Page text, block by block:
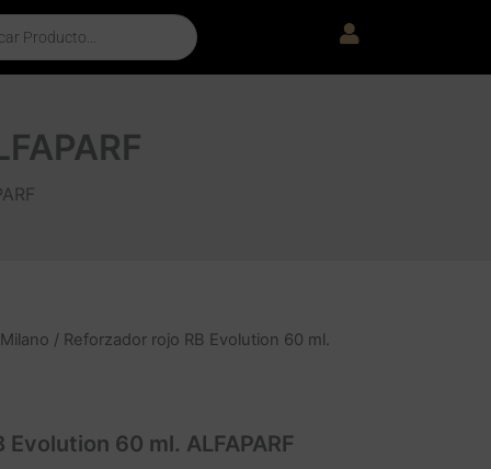
/ Reforzador rojo RB Evolution 60 ml.
60 ml. ALFAPARF